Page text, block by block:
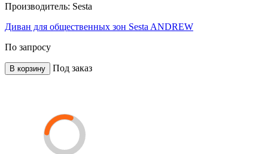
Производитель: Sesta
Диван для общественных зон Sesta ANDREW
По запросу
В корзину Под заказ